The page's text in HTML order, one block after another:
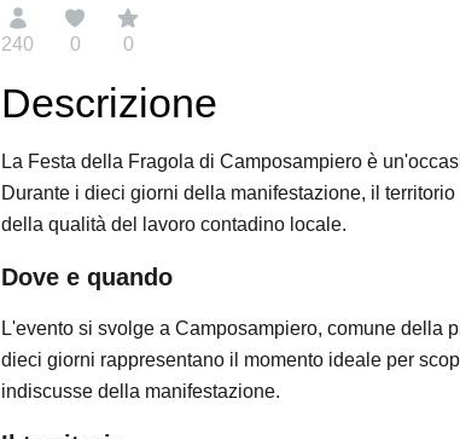
240 0 0
Descrizione
La Festa della Fragola di Camposampiero è
Durante i dieci giorni della manifestazione, il
della qualità del lavoro contadino locale.
Dove e quando
L'evento si svolge a Camposampiero, comune della
dieci giorni rappresentano il momento ideale per
indiscusse della manifestazione.